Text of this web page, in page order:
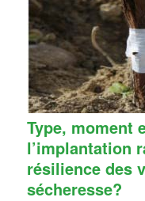
Type, moment
l’implantation
résilience des
sécheresse?